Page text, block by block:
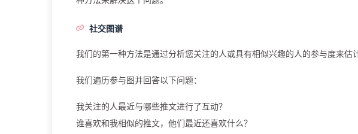
社交图谱
我们的第一种方法是通过分析您关注的人或具有相似兴趣的人的参与度来估
我们遍历参与图并回答以下问题：
我关注的人最近与哪些推文进行了互动？
谁喜欢和我相似的推文，他们最近还喜欢什么？